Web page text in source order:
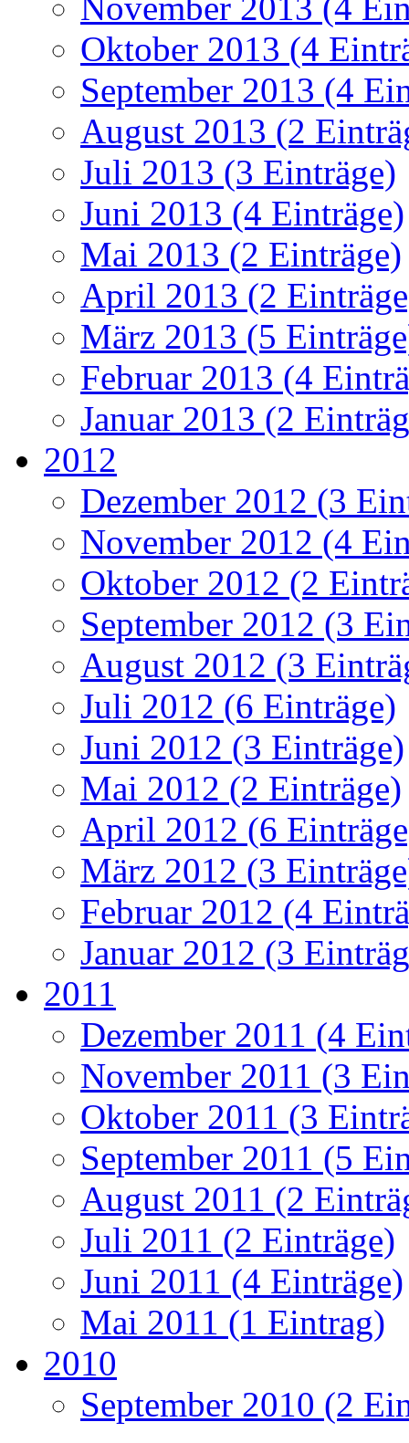
November 2013 (4
Oktober 2013 (4
September 2013 (4
August 2013 (2
Juli 2013 (3 Einträge)
Juni 2013 (4 Einträge)
Mai 2013 (2 Einträge)
April 2013 (2
März 2013 (5
Februar 2013 (4
Januar 2013 (2
2012
Dezember 2012 (3
November 2012 (4
Oktober 2012 (2
September 2012 (3
August 2012 (3
Juli 2012 (6 Einträge)
Juni 2012 (3 Einträge)
Mai 2012 (2 Einträge)
April 2012 (6
März 2012 (3
Februar 2012 (4
Januar 2012 (3
2011
Dezember 2011 (4
November 2011 (3
Oktober 2011 (3
September 2011 (5
August 2011 (2
Juli 2011 (2 Einträge)
Juni 2011 (4 Einträge)
Mai 2011 (1 Eintrag)
2010
September 2010 (2